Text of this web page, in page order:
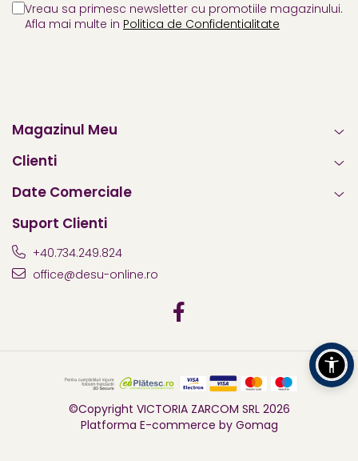
Vreau sa primesc newsletter cu promotiile magazinului.
Afla mai multe in Politica de Confidentialitate
Magazinul Meu
Clienti
Date Comerciale
Suport Clienti
+40.734.249.824
office@desu-online.ro
©Copyright VICTORIA ZARCOM SRL 2026
Platforma E-commerce by Gomag